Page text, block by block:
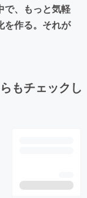
で、もっと気軽
を作る。それが
もチェックし